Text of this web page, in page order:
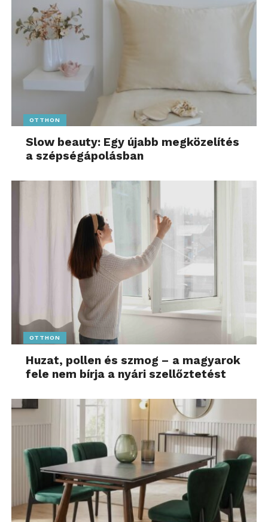
OTTHON
Slow beauty: Egy újabb megközelítés
a szépségápolásban
OTTHON
Huzat, pollen és szmog – a magyarok
fele nem bírja a nyári szellőztetést